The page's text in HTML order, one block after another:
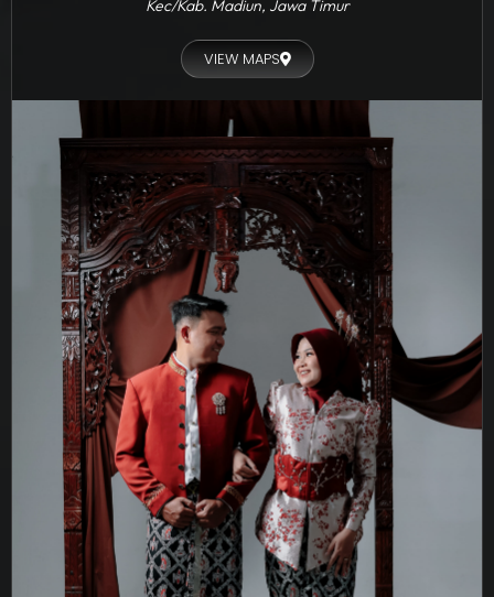
Kec/Kab. Madiun, Jawa Timur
VIEW MAPS